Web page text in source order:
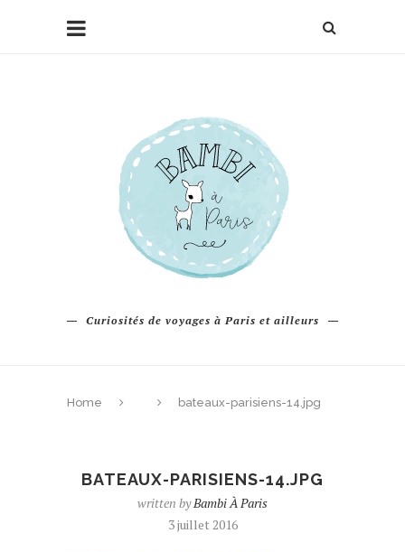
Curiosités de voyages à Paris et ailleurs
Home bateaux-parisiens-14.jpg
BATEAUX-PARISIENS-14.JPG
written byBambi À Paris
3 juillet 2016